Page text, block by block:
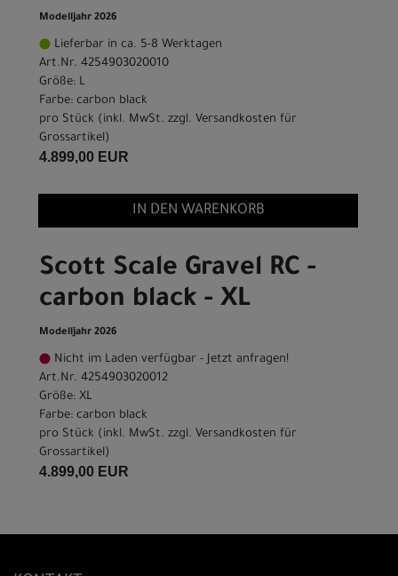
Modelljahr 2026
Lieferbar in ca. 5-8 Werktagen
Art.Nr. 4254903020010
Größe: L
Farbe: carbon black
pro Stück (inkl. MwSt. zzgl. Versandkosten für
Grossartikel)
4.899,00 EUR
IN DEN WARENKORB
Scott Scale Gravel RC -
carbon black - XL
Modelljahr 2026
Nicht im Laden verfügbar - Jetzt anfragen!
Art.Nr. 4254903020012
Größe: XL
Farbe: carbon black
pro Stück (inkl. MwSt. zzgl. Versandkosten für
Grossartikel)
4.899,00 EUR